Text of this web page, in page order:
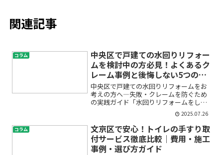
関連記事
コラム
中央区で戸建ての水回りリフォー
ムを検討中の方必見！よくあるク
レーム事例と後悔しない5つの対
策
中央区で戸建ての水回りリフォームをお
考えの方へ―失敗・クレームを防ぐため
の実践ガイド「水回りリフォームをした
いけど、トラブルやクレームが心配…」
「せっかく中央区で戸建てリフォームを
するのに、後悔したくない」こんなお悩
みを抱えていませんか？水...
2025.07.26
コラム
文京区で安心！トイレの手すり取
付サービス徹底比較｜費用・施工
事例・選び方ガイド